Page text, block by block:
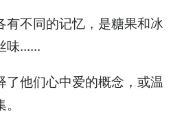
有不同的记忆，是糖果和冰
味......
了他们心中爱的概念，或温